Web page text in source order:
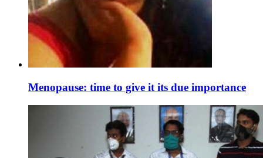
Menopause: time to give it its due importance